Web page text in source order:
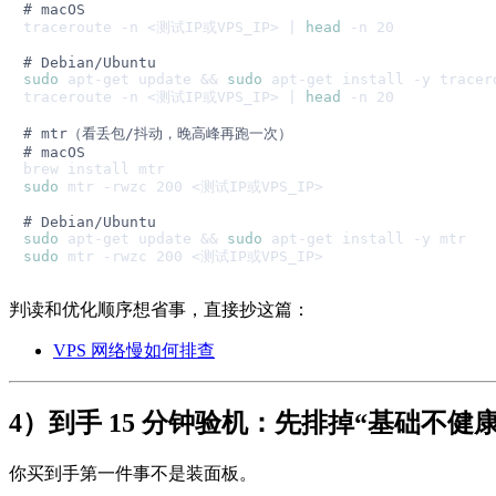
# macOS
traceroute -n <测试IP或VPS_IP> |
head -n 20
# Debian/Ubuntu
sudo apt-get update && sudo apt-get install -y
traceroute -n <测试IP或VPS_IP> |
head -n 20
# mtr（看丢包/抖动，晚高峰再跑一次）
# macOS
sudo mtr -rwzc 200 <测试IP或VPS_IP>
# Debian/Ubuntu
sudo apt-get update && sudo
sudo
判读和优化顺序想省事，直接抄这篇：
VPS 网络慢如何排查
4）到手 15 分钟验机：先排掉“基础不健
你买到手第一件事不是装面板。